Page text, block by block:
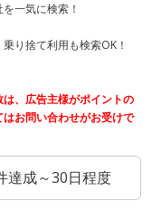
一気に検索！
り捨て利用も検索OK！
、広告主様がポイントの
お問い合わせがお受けで
達成～30日程度